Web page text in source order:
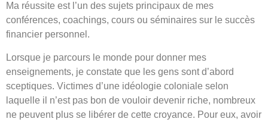
Ma réussite est l’un des sujets principaux de mes
conférences, coachings, cours ou séminaires sur le succès
financier personnel.
Lorsque je parcours le monde pour donner mes
enseignements, je constate que les gens sont d’abord
sceptiques. Victimes d’une idéologie coloniale selon
laquelle il n’est pas bon de vouloir devenir riche, nombreux
ne peuvent plus se libérer de cette croyance. Pour eux, avoir